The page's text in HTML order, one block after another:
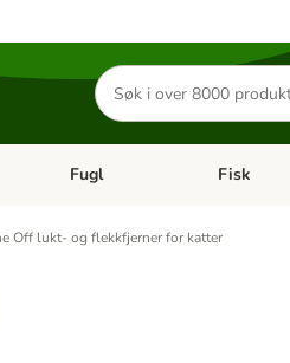
Søk
etter
produkter
Åpne kategorimeny: Små
Fugl Åpne
Fisk
Off lukt- og flekkfjerner for katter